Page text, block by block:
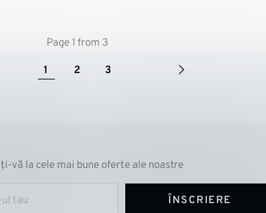
Page 1 from 3
1 2 3
vă la cele mai bune oferte ale noastre
ÎNSCRIERE